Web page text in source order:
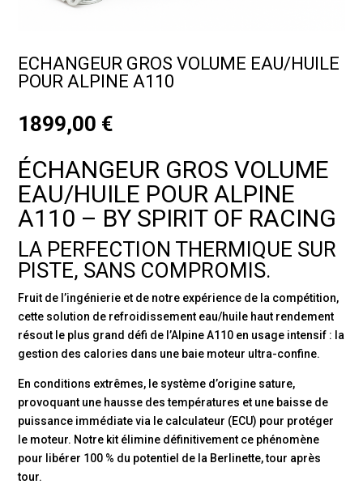
ECHANGEUR GROS VOLUME EAU/HUILE
POUR ALPINE A110
1899,00 €
ÉCHANGEUR GROS VOLUME
EAU/HUILE POUR ALPINE
A110 – BY SPIRIT OF RACING
LA PERFECTION THERMIQUE SUR
PISTE, SANS COMPROMIS.
Fruit de l’ingénierie et de notre expérience de la compétition,
cette solution de refroidissement eau/huile haut rendement
résout le plus grand défi de l’Alpine A110 en usage intensif : la
gestion des calories dans une baie moteur ultra-confine.
En conditions extrêmes, le système d’origine sature,
provoquant une hausse des températures et une baisse de
puissance immédiate via le calculateur (ECU) pour protéger
le moteur. Notre kit élimine définitivement ce phénomène
pour libérer 100 % du potentiel de la Berlinette, tour après
tour.